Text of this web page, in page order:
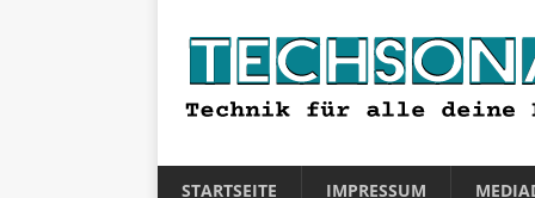
STARTSEITE IMPRESSUM